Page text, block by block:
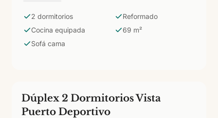
respecto a los apartamentos de un dormitorio, es la
personas que necesitan privacidad real entre los
adultos y los niños dentro del mismo apartamento.
2 dormitorios
Reformado
Cocina equipada
69 m²
Sofá cama
Dúplex 2 Dormitorios Vista
Puerto Deportivo